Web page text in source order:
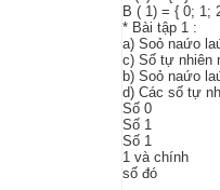
B ( 1) = { 0; 1;
* Bài tập 1 :
a) Soỏ naứo
c) Số tự nhiên
b) Soỏ naứo
d) Các số tự
Số 0
Số 1
Số 1
1 và chính
số đó